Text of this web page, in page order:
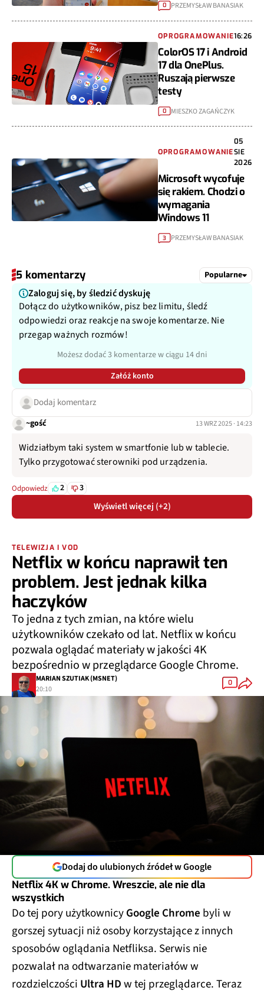
0 PRZEMYSŁAW BANASIAK
OPROGRAMOWANIE16:26
ColorOS 17 i Android
17 dla OnePlus.
Ruszają pierwsze
testy
0 MIESZKO ZAGAŃCZYK
OPROGRAMOWANIE
05
SIE
2026
Microsoft wycofuje
się rakiem. Chodzi o
wymagania
Windows 11
3 PRZEMYSŁAW BANASIAK
5 komentarzy Popularne
Zaloguj się, by śledzić dyskuję
Dołącz do użytkowników, pisz bez limitu, śledź
odpowiedzi oraz reakcje na swoje komentarze. Nie
przegap ważnych rozmów!
Możesz dodać 3 komentarze w ciągu 14 dni
Załóż konto
Dodaj komentarz
~gość 13 WRZ 2025 · 14:23
Widziałbym taki system w smartfonie lub w tablecie.
Tylko przygotować sterowniki pod urządzenia.
Odpowiedz 2 3
Wyświetl więcej (+2)
TELEWIZJA I VOD
Netflix w końcu naprawił ten
problem. Jest jednak kilka
haczyków
To jedna z tych zmian, na które wielu
użytkowników czekało od lat. Netflix w końcu
pozwala oglądać materiały w jakości 4K
bezpośrednio w przeglądarce Google Chrome.
MARIAN SZUTIAK (MSNET)
20:10
0
Dodaj do ulubionych źródeł w Google
Netflix 4K w Chrome. Wreszcie, ale nie dla
wszystkich
Do tej pory użytkownicyGoogle Chrome byli w
gorszej sytuacji niż osoby korzystające z innych
sposobów oglądania Netfliksa. Serwis nie
pozwalał na odtwarzanie materiałów w
rozdzielczości Ultra HDw tej przeglądarce. Teraz